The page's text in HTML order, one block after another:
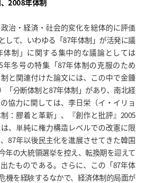
2008年体制
治・経済・社会的変化を総体的に評価
して、いわゆる「87年体制」が活発に議
体制」に関する集中的な議論としては
年冬号の特集「87年体制の克服のため
と関連付けた論文には、この中で金鍾
「分断体制と87年体制」があり、南北経
協力に関しては、李日栄（イ・イリョ
：膠着と革新」、『創作と批評』2005
、単純に権力構造レベルでの改憲に限
87年以後民主化を進展させてきた韓国
年の大統領選挙を控え、転換期を迎えて
たものである。さらに、この「87年体
機を経験するなかで、経済体制的局面が